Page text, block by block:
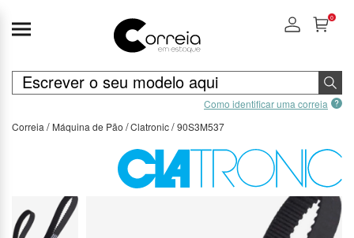
Como identificar uma correia
0
Correia Máquina de Pão Clatronic 90S3M537